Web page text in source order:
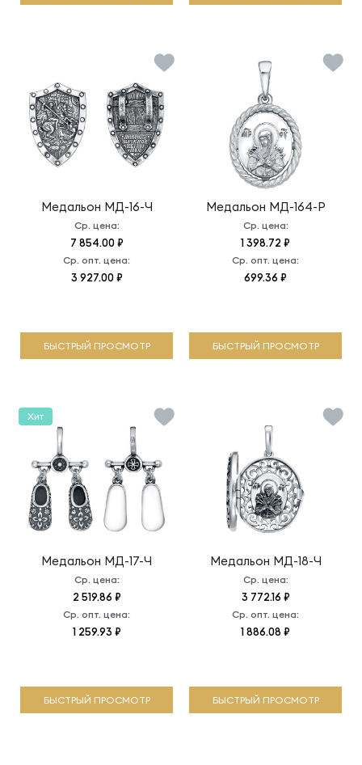
Медальон МД-16-Ч
Ср. цена:
7 854.00 ₽
Ср. опт. цена:
3 927.00 ₽
БЫСТРЫЙ ПРОСМОТР
Медальон МД-164-Р
Ср. цена:
1 398.72 ₽
Ср. опт. цена:
699.36 ₽
БЫСТРЫЙ ПРОСМОТР
Медальон МД-17-Ч
Ср. цена:
2 519.86 ₽
Ср. опт. цена:
1 259.93 ₽
Хит
БЫСТРЫЙ ПРОСМОТР
Медальон МД-18-Ч
Ср. цена:
3 772.16 ₽
Ср. опт. цена:
1 886.08 ₽
БЫСТРЫЙ ПРОСМОТР